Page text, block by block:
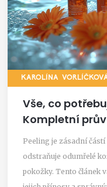
KAROLÍNA
Vše, co
Kompletní
Peeling je zásadní
odstraňuje odumřelé
pokožky. Tento článek